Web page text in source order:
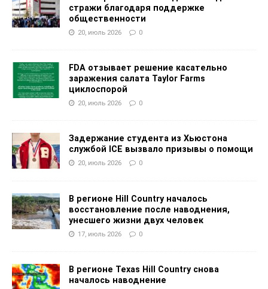
стражи благодаря поддержке
общественности
20, июль 2026 0
FDA отзывает решение касательно
заражения салата Taylor Farms
циклоспорой
20, июль 2026 0
Задержание студента из Хьюстона
службой ICE вызвало призывы о помощи
20, июль 2026 0
В регионе Hill Country началось
восстановление после наводнения,
унесшего жизни двух человек
17, июль 2026 0
В регионе Texas Hill Country снова
началось наводнение